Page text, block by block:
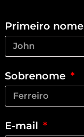
Primeiro nome
Sobrenome
E-mail